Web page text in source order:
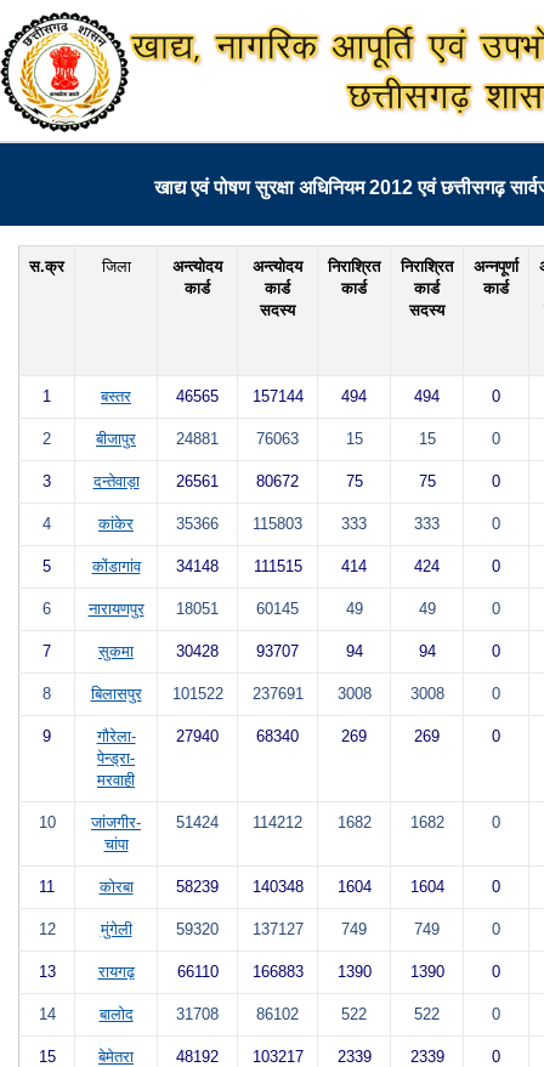
खाद्य एवं पोषण सुरक्षा अधिनियम 2012 एवं छत्तीसगढ़
स.क्र जिला
अन्‍त्‍योदय
कार्ड
अन्‍त्‍योदय
कार्ड
सदस्य
निराश्रित
कार्ड
निराश्रित
कार्ड
सदस्य
अन्नपूर्णा
कार्ड
1 बस्तर 46565 157144 494 494 0
2 बीजापुर 24881 76063 15 15 0
3 दन्तेवाड़ा 26561 80672 75 75 0
4 कांकेर 35366 115803 333 333 0
5 कोंडागांव 34148 111515 414 424 0
6 नारायणपुर 18051 60145 49 49 0
7 सुकमा 30428 93707 94 94 0
8 बिलासपुर 101522 237691 3008 3008 0
9
गौरेला-
पेन्ड्रा-
मरवाही
27940 68340 269 269 0
10
जांजगीर-
चांपा
51424 114212 1682 1682 0
11 कोरबा 58239 140348 1604 1604 0
12 मुंगेली 59320 137127 749 749 0
13 रायगढ़ 66110 166883 1390 1390 0
14 बालोद 31708 86102 522 522 0
15 बेमेतरा 48192 103217 2339 2339 0